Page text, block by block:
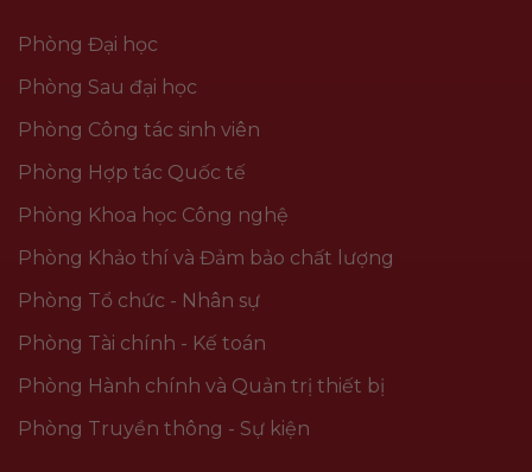
Phòng Đại học
Phòng Sau đại học
Phòng Công tác sinh viên
Phòng Hợp tác Quốc tế
Phòng Khoa học Công nghệ
Phòng Khảo thí và Đảm bảo chất lượng
Phòng Tổ chức - Nhân sự
Phòng Tài chính - Kế toán
Phòng Hành chính và Quản trị thiết bị
Phòng Truyền thông - Sự kiện